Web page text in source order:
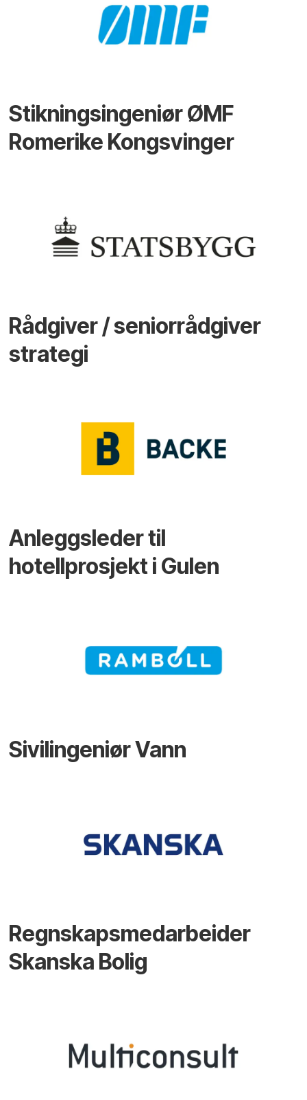
Stikningsingeniør ØMF
Romerike Kongsvinger
Rådgiver / seniorrådgiver
strategi
Anleggsleder til
hotellprosjekt i Gulen
Sivilingeniør Vann
Regnskapsmedarbeider
Skanska Bolig